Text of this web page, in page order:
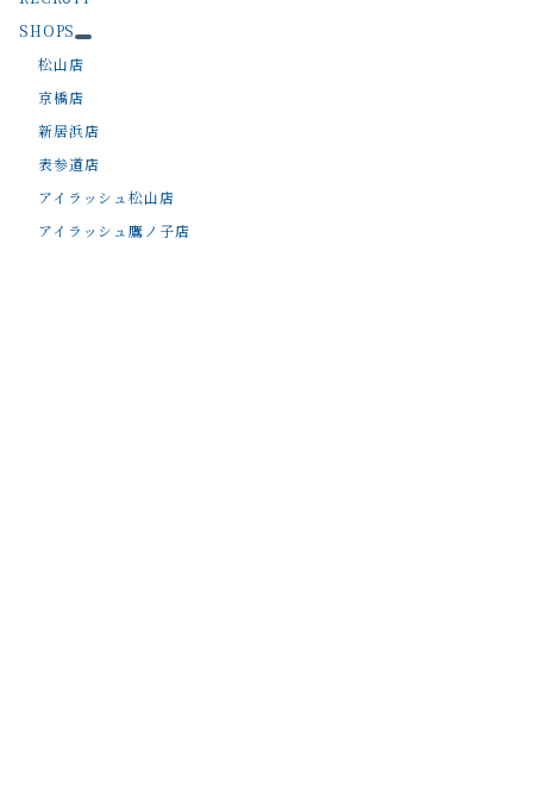
SHOPS
松山店
京橋店
新居浜店
表参道店
アイラッシュ松山店
アイラッシュ鷹ノ子店